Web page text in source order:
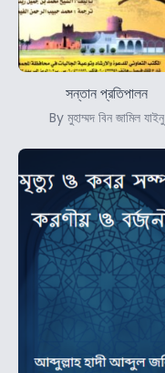
সন্তান প্রতিপালন
By মুহাম্মদ বিন জামিল যাইনু